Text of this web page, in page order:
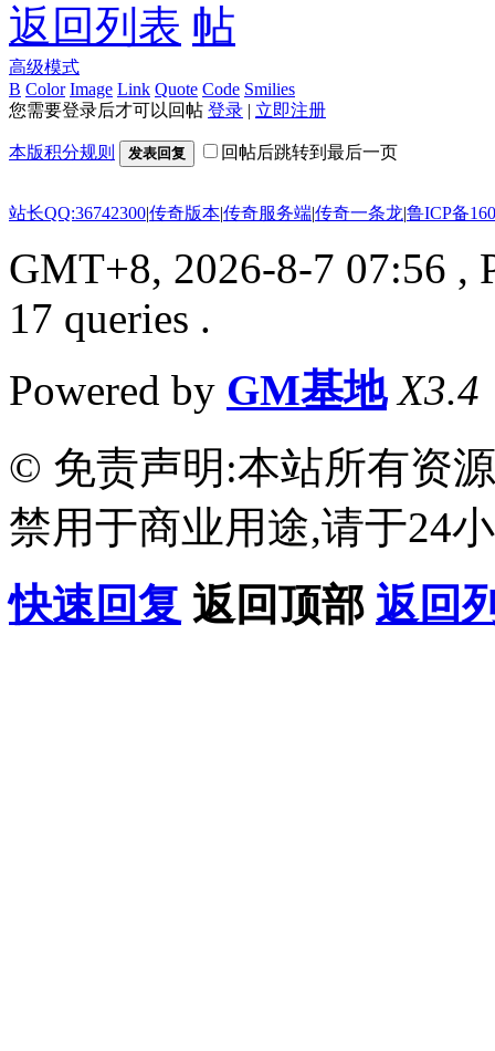
返回列表
高级模式
B Color Image Link Quote Code Smilies
您需要登录后才可以回帖 登录 | 立即注册
本版积分规则 发表回复 回帖后跳转到最后一页
站长QQ:36742300|传奇版本|传奇服务端|传奇一条龙|鲁ICP备
GMT+8, 2026-8-7 07:56 ,
17 queries .
Powered by GM基地 X3.4
© 免责声明:本站所有资
禁用于商业用途,请于24
快速回复 返回顶部 返回